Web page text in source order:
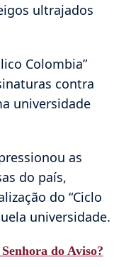
ultrajados
Colombia”
contra
universidade
as
do país,
do “Ciclo
universidade.
do Aviso?